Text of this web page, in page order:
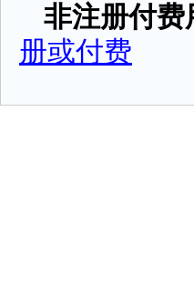
非注册付费
册或付费